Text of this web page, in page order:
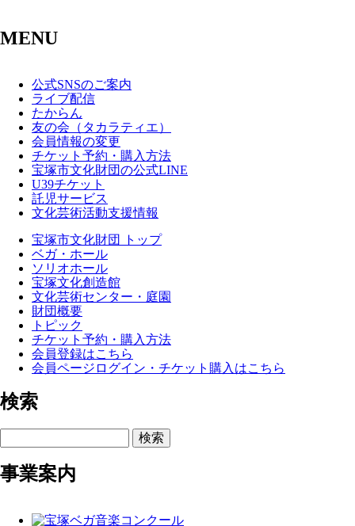
MENU
公式SNSのご案内
ライブ配信
たからん
友の会（タカラティエ）
会員情報の変更
チケット予約・購入方法
宝塚市文化財団の公式LINE
U39チケット
託児サービス
文化芸術活動支援情報
宝塚市文化財団 トップ
ベガ・ホール
ソリオホール
宝塚文化創造館
文化芸術センター・庭園
財団概要
トピック
チケット予約・購入方法
会員登録はこちら
会員ページログイン・チケット購入はこちら
検索
検索
事業案内